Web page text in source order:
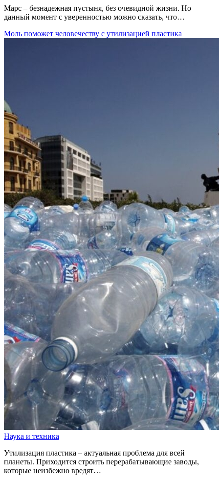
Марс – безнадежная пустыня, без очевидной жизни. Но
данный момент с уверенностью можно сказать, что…
Моль поможет человечеству с утилизацией пластика
Наука и техника
Утилизация пластика – актуальная проблема для всей
планеты. Приходится строить перерабатывающие заводы,
которые неизбежно вредят…